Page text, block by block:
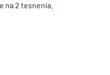
na 2 tesnenia.